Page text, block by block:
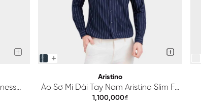
Aristino
Áo Sơ Mi Dài Tay Nam Aristino Slim Fit
ALS425S0H2
1,100,000₫